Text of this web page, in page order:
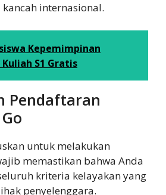
internasional.
Kepemimpinan
Kuliah S1 Gratis
Pendaftaran
untuk melakukan
memastikan bahwa Anda
kriteria kelayakan yang
penyelenggara.